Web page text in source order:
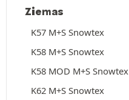
Ziemas
K57 M+S Snowtex
K58 M+S Snowtex
K58 MOD M+S Snowtex
K62 M+S Snowtex